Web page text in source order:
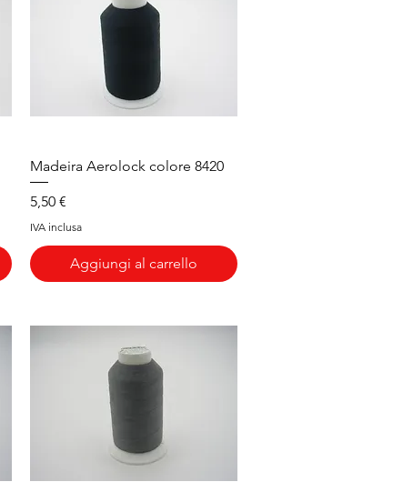
Vista rapida
Madeira Aerolock colore 8420
Prezzo
5,50 €
IVA inclusa
Aggiungi al carrello